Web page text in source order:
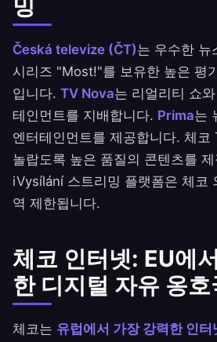
밍
Česká televize (ČT)는 우수한 뉴
시리즈 "Most!"를 보유한 높은 평
입니다. TV Nova는 리얼리티 쇼
테인먼트를 지배합니다. Prima는
엔터테인먼트를 제공합니다. 체코
놀랍도록 높은 품질의 콘텐츠를
iVysílání 스트리밍 플랫폼은 체코
역 제한됩니다.
체코 인터넷: EU에
한 디지털 자유 옹호
체코는 유럽에서 가장 강력한 인터